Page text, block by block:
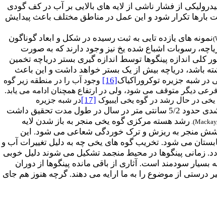
از فشار ناشی از لایه های بالایی بر آب در کف گودی
بارها تکرار شود و این عمل در مناطق مختلف باعث پیدایش
)نمونه های یازده تایی به ثبت رسیده در شکل و ابعاد گوناگون
رسوبات اشباع شده یخ نیز وجود دارند که به صورت
اندازه پینگوها توسط اندازه گیری بستر دریاچه تخمین
باشد، دریاچه بیش از یک بستر خواهد داشت و این باعث
شبه جزیره توکروراکیاک[16] وجود آب را در منطقه زیر گوه
متوقف می شود، ولی در ارتفاع همچنان ادامه می یابد.
در حال رشد در گوه یخی ایبیوک [17]در شبه جزیره
). ارتفاع این گوه های یخی در آغاز تحقیق47 متر بود و رشدی حدود 5/2 سانتی متر در سال در طول مدت تحقیق داشت
). رشد هسته مرکزی گوه یخی منجر به باز شدن لایه
منجر به ریزش و ترک خوردگی شعاعی می شود. این
می شود. تخریب گوه های یخی چه به دلیل تغییرات آب و
زمانی پینگوها در محیط منجمد تشکیل می شوند دلیل خوبی
سودمند است. آثاری از باقی مانده پینگوها از دوران
درستی از موضوع را به ما ارایه می دهند. گرچه هنوز هم جای